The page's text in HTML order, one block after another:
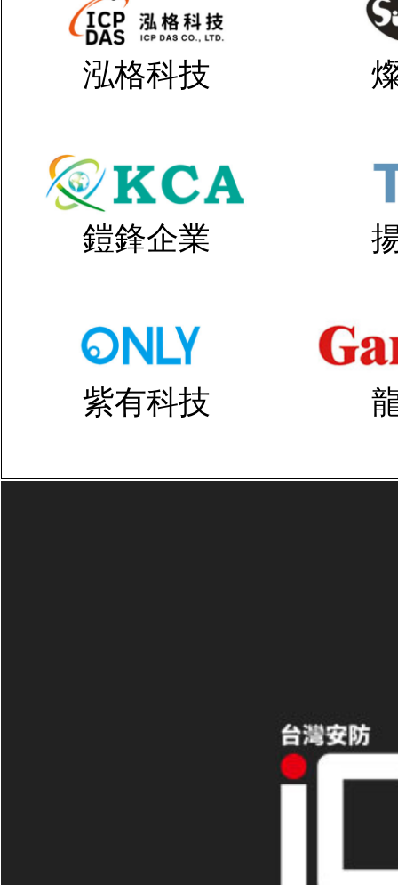
泓格科技
鎧鋒企業
紫有科技